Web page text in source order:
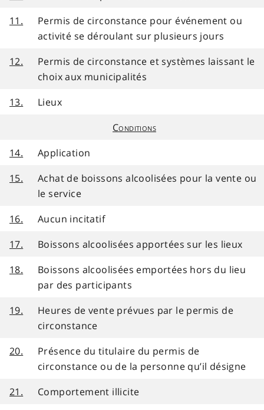
11.
Permis de circonstance pour événement ou
activité se déroulant sur plusieurs jours
12.
Permis de circonstance et systèmes laissant le
choix aux municipalités
13.
Lieux
Conditions
14.
Application
15.
Achat de boissons alcoolisées pour la vente ou
le service
16.
Aucun incitatif
17.
Boissons alcoolisées apportées sur les lieux
18.
Boissons alcoolisées emportées hors du lieu
par des participants
19.
Heures de vente prévues par le permis de
circonstance
20.
Présence du titulaire du permis de
circonstance ou de la personne qu’il désigne
21.
Comportement illicite